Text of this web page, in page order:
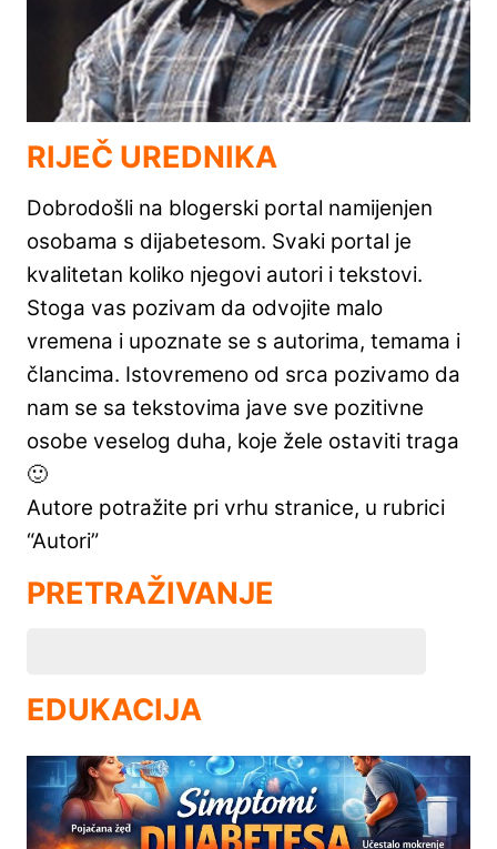
RIJEČ UREDNIKA
Dobrodošli na blogerski portal namijenjen
osobama s dijabetesom. Svaki portal je
kvalitetan koliko njegovi autori i tekstovi.
Stoga vas pozivam da odvojite malo
vremena i upoznate se s autorima, temama i
člancima. Istovremeno od srca pozivamo da
nam se sa tekstovima jave sve pozitivne
osobe veselog duha, koje žele ostaviti traga
🙂
Autore potražite pri vrhu stranice, u rubrici
“Autori”
PRETRAŽIVANJE
EDUKACIJA